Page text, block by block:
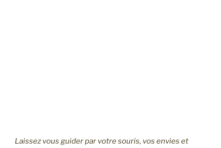
Laissez vous guider par votre souris, vos envies et